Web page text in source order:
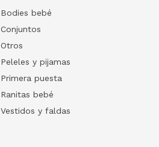
Bodies bebé
Conjuntos
Otros
Peleles y pijamas
Primera puesta
Ranitas bebé
Vestidos y faldas